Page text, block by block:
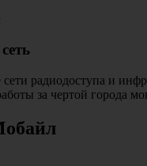
радиодоступа и
за чертой города